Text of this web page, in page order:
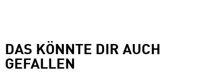
DAS KÖNNTE DIR AUCH
GEFALLEN